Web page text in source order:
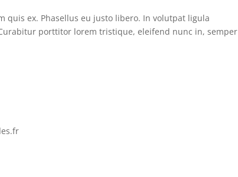
ex. Phasellus eu justo libero. In volutpat ligula
porttitor lorem tristique, eleifend nunc in, semper